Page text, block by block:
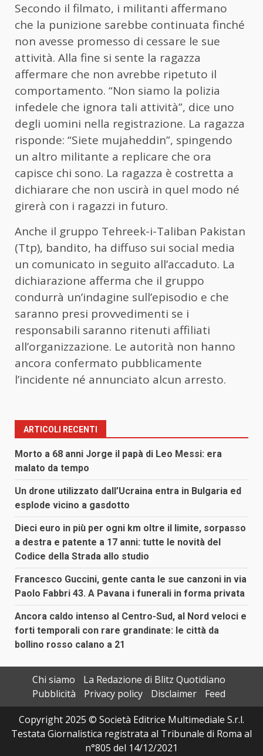
Secondo il filmato, i militanti affermano
che la punizione sarebbe continuata finché
non avesse promesso di cessare le sue
attività. Alla fine si sente la ragazza
affermare che non avrebbe ripetuto il
comportamento. “Non siamo la polizia
infedele che ignora tali attività”, dice uno
degli uomini nella registrazione. La ragazza
risponde: “Siete mujaheddin”, spingendo
un altro militante a replicare che ora
capisce chi sono. La ragazza è costretta a
dichiarare che non uscirà in quel modo né
girerà con i ragazzi in futuro.
Anche il gruppo Tehreek-i-Taliban Pakistan
(Ttp), bandito, ha diffuso sui social media
un comunicato in seguito all’accaduto. La
dichiarazione afferma che il gruppo
condurrà un’indagine sull’episodio e che
saranno presi provvedimenti se i
responsabili saranno ritenuti affiliati
all’organizzazione. Le autorità non hanno
ancora confermato pubblicamente
l’incidente né annunciato alcun arresto.
ARTICOLI RECENTI
Morto a 68 anni Jorge il papà di Leo Messi: era
malato da tempo
Un drone utilizzato dall’Ucraina entra in Bulgaria ed
esplode vicino a gasdotto
Dieci euro in più per ogni km oltre il limite, sorpasso
a destra e patente a 17 anni: tutte le novità del
Codice della Strada allo studio
Francesco Guccini, gente canta le sue canzoni in via
Paolo Fabbri 43. A Pavana i funerali in forma privata
Ancora caldo intenso al Centro-Sud, al Nord veloci e
forti temporali con rare grandinate: le città da
bollino rosso calano a 21
Chi siamo
La Redazione di Blitz Quotidiano
Pubblicità
Privacy policy Disclaimer
Feed
Copyright 2025 © Società Editrice Multimediale S.r.l.
Testata Giornalistica registrata al Tribunale di Roma al
n°805 del 14/12/2021